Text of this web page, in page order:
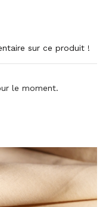
sur ce produit !
le moment.